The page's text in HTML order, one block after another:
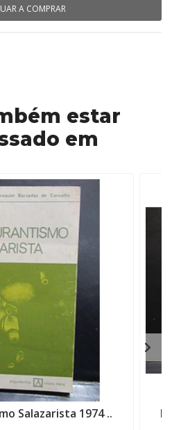
A COMPRAR
estar
em
Salazarista 1974 ..